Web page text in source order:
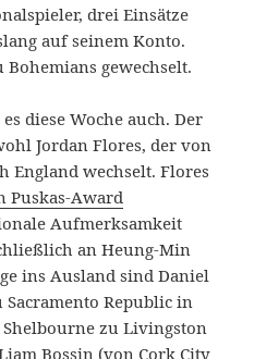
drei Einsätze
auf seinem Konto.
gewechselt.
diese Woche auch. Der
Jordan Flores, der von
England wechselt. Flores
Puskas-Award
Aufmerksamkeit
an Heung-Min
ins Ausland sind Daniel
Sacramento Republic in
Shelbourne zu Livingston
Bossin (von Cork City